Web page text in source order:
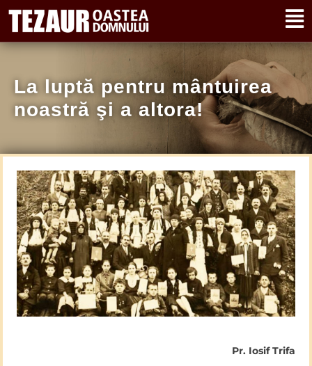
La luptă pentru mântuirea
noastră şi a altora!
Pr. Iosif Trifa